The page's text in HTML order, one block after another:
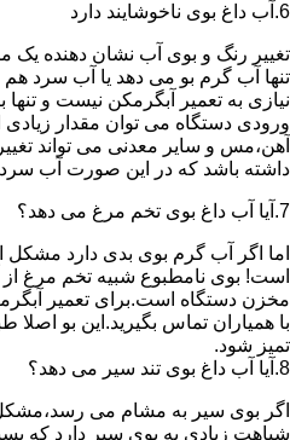
6.آب داغ بوی ناخوشایند دارد
تغییر رنگ و بوی آب نشان دهنده
تنها آب گرم بو می دهد یا آب سرد
نیازی به تعمیر آبگرمکن نیست و
ورودی دستگاه می توان مقدار
آهن،مس و سایر معدنی می تواند
داشته باشد که در این صورت آب
7.آیا آب داغ بوی تخم مرغ می دهد؟
اما اگر آب گرم بوی بدی دارد مشکل
است! بوی نامطبوع شبیه تخم مرغ از
مخزن دستگاه است.برای تعمیر
با همیاران تماس بگیرید.این بو
تمیز شود.
8.آیا آب داغ بوی تند سیر می دهد؟
اگر بوی سیر به مشام می
شباهت زیادی به بوی سیر دارد که